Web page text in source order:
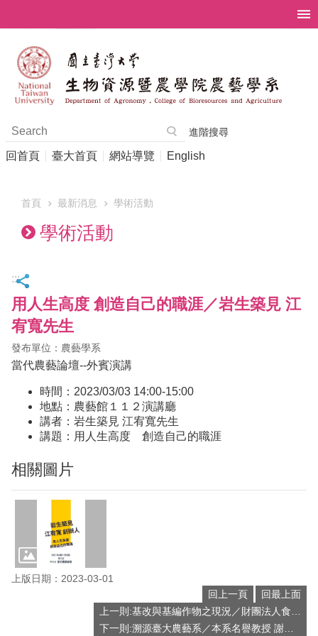
進階搜尋
回首頁 臺大首頁 網站導覽 English
首頁 最新消息 學術活動
學術活動
:::
用人生高度 創造自己的職涯／岩生築見 江
宥寬先生
發布單位：農藝學系
當代農藝論壇--外賓演講
時間：2023/03/03 14:00-15:00
地點：農藝館１１２演講廳
講者：岩生築見 江宥寬先生
講題：用人生高度 創造自己的職涯
相關圖片
上版日期：2023-03-01
回上一頁
回最上面